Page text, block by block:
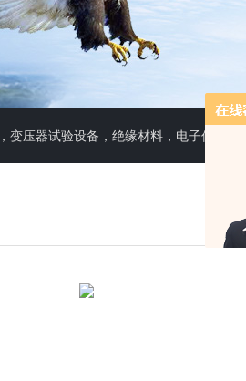
变压器试验设备，绝缘材料，电子仪器仪表